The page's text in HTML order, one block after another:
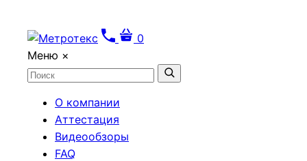
0
Меню ×
О компании
Аттестация
Видеообзоры
FAQ